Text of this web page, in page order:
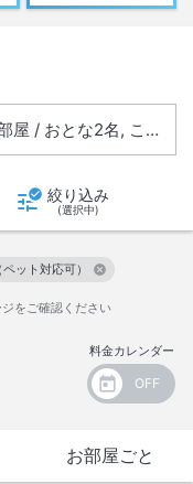
絞り込み
(選択中)
料金カレンダー
ット対応可）
をご確認ください
お部屋ごと